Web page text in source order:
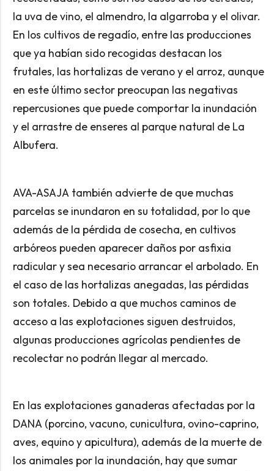
la uva de vino, el almendro, la algarroba y el olivar.
En los cultivos de regadío, entre las producciones
que ya habían sido recogidas destacan los
frutales, las hortalizas de verano y el arroz, aunque
en este último sector preocupan las negativas
repercusiones que puede comportar la inundación
y el arrastre de enseres al parque natural de La
Albufera.
AVA-ASAJA también advierte de que muchas
parcelas se inundaron en su totalidad, por lo que
además de la pérdida de cosecha, en cultivos
arbóreos pueden aparecer daños por asfixia
radicular y sea necesario arrancar el arbolado. En
el caso de las hortalizas anegadas, las pérdidas
son totales. Debido a que muchos caminos de
acceso a las explotaciones siguen destruidos,
algunas producciones agrícolas pendientes de
recolectar no podrán llegar al mercado.
En las explotaciones ganaderas afectadas por la
DANA (porcino, vacuno, cunicultura, ovino-caprino,
aves, equino y apicultura), además de la muerte de
los animales por la inundación, hay que sumar